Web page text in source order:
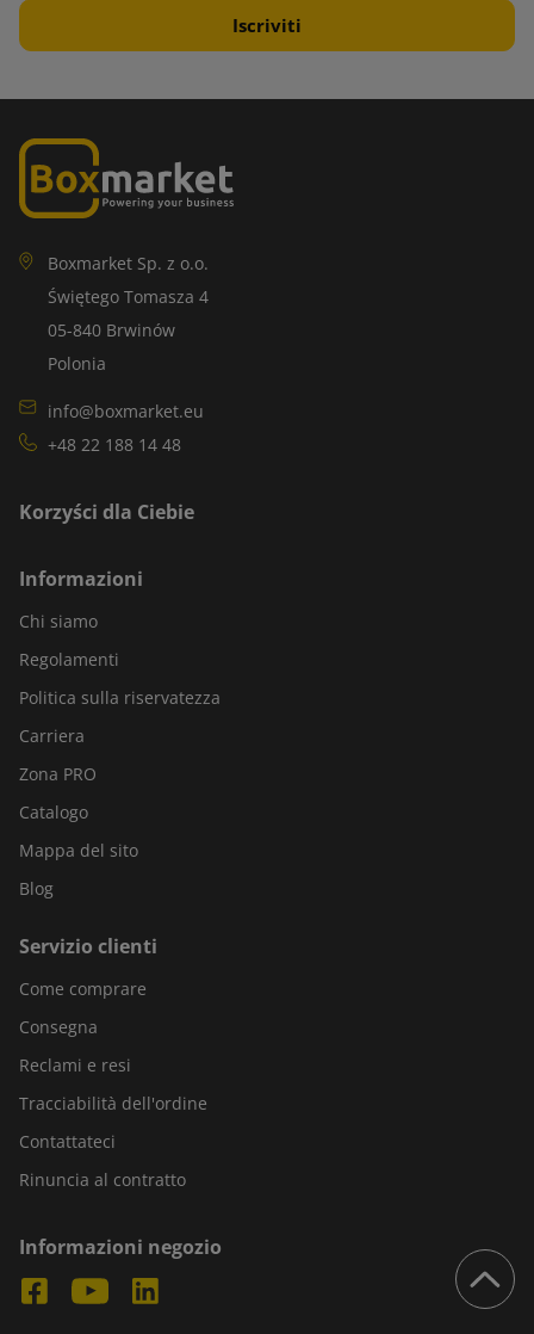
Boxmarket Sp. z o.o.
Świętego Tomasza 4
05-840 Brwinów
Polonia
info@boxmarket.eu
+48 22 188 14 48
Korzyści dla Ciebie
Informazioni
Chi siamo
Regolamenti
Politica sulla riservatezza
Carriera
Zona PRO
Catalogo
Mappa del sito
Blog
Servizio clienti
Come comprare
Consegna
Reclami e resi
Tracciabilità dell'ordine
Contattateci
Rinuncia al contratto
Informazioni negozio